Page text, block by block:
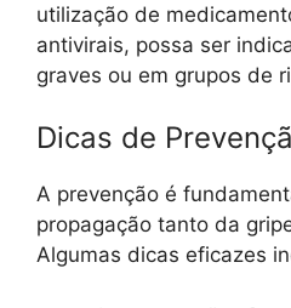
utilização de
antivirais, possa ser
graves ou em grupos de
Dicas de
A prevenção é
propagação tanto da
Algumas dicas eficazes